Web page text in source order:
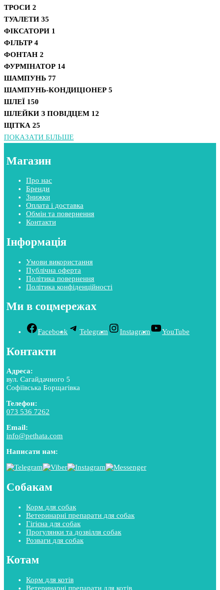
ТРОСИ 2
ТУАЛЕТИ 35
ФІКСАТОРИ 1
ФІЛЬТР 4
ФОНТАН 2
ФУРМІНАТОР 14
ШАМПУНЬ 77
ШАМПУНЬ-КОНДИЦІОНЕР 5
ШЛЕЇ 150
ШЛЕЙКИ З ПОВІДЦЕМ 12
ЩІТКА 25
ПОКАЗАТИ БІЛЬШЕ
Магазин
Про нас
Бренди
Знижки
Оплата і доставка
Обмін та повернення
Контакти
Інформація
Умови використання
Публічна оферта
Політика повернення
Політика конфіденційності
Ми в соцмережах
Facebook Telegram Instagram YouTube
Контакти
Адреса:
вул. Сагайдачного 5
Софіївська Борщагівка
Телефон:
073 536 7262
Email:
info@pethata.com
Написати нам:
Собакам
Корм для собак
Ветеринарні препарати для собак
Гігієна для собак
Прогулянки та дозвілля собак
Розваги для собак
Котам
Корм для котів
Ветеринарні препарати для котів